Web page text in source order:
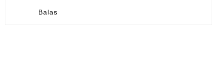
Balas